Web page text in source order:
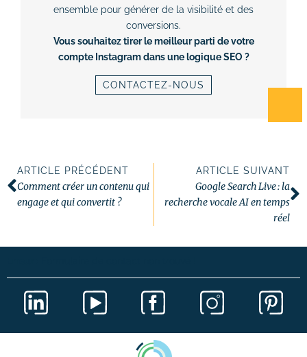
ensemble pour générer de la visibilité et des
conversions.
Vous souhaitez tirer le meilleur parti de votre
compte Instagram dans une logique SEO ?
CONTACTEZ-NOUS
ARTICLE PRÉCÉDENT
Comment créer un contenu qui
engage et qui convertit ?
ARTICLE SUIVANT
Google Search Live : la
recherche vocale AI en temps
réel